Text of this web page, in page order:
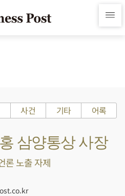
사건 기타 어록
삼양통상 사장
론 노출 자제